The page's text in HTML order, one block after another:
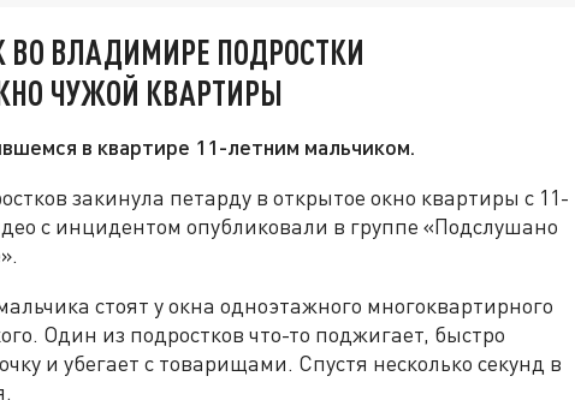
ВО ВЛАДИМИРЕ ПОДРОСТКИ
ЧУЖОЙ КВАРТИРЫ
в квартире 11-летним мальчиком.
закинула петарду в открытое окно квартиры с 11-
с инцидентом опубликовали в группе «Подслушано
стоят у окна одноэтажного многоквартирного
Один из подростков что-то поджигает, быстро
и убегает с товарищами. Спустя несколько секунд в